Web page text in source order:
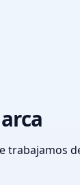
trabajamos